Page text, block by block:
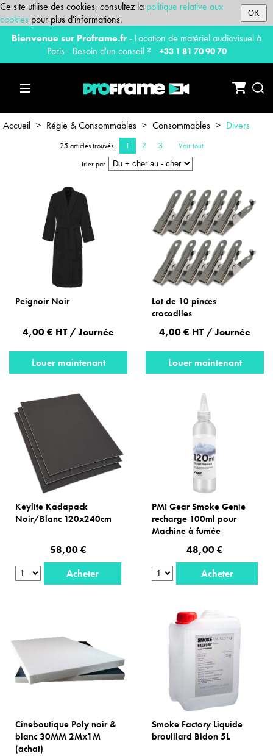
Ce site utilise des cookies, consultez la politique relative aux
cookies pour plus d'informations. OK
Bienvenue sur Proframe.fr- Location de matériel audiovisuel à
Paris - Besoin d'un conseil ?
+33 1 81 70 90 70
Accueil > Régie & Consommables > Consommables > Divers
25 articles trouvés 1 2 3
Voir tout
Trier par
Peignoir Noir
4,00 € HT / Journée
Louer maintenant
Lot de 10 pinces
crocodiles
4,00 € HT / Journée
Louer maintenant
Keylite Kadapack
Noir/Blanc 120x240cm
58,00 €
Acheter
PMI Gear Smoke Genie
recharge 100ml pour
Machine à fumée
48,00 €
Acheter
Cineboutique Poly noir &
blanc 30MM 2Mx1M
(achat)
Smoke Factory Liquide
brouillard Bidon 5L